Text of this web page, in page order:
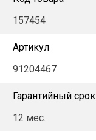
157454
Артикул
91204467
Гарантийный срок
12 мес.